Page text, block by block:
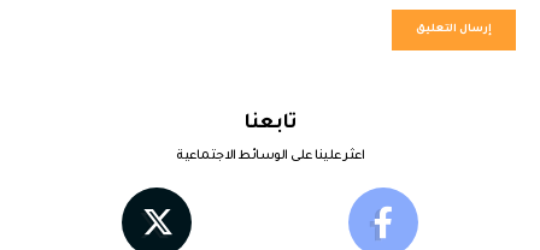
تابعنا
اعثر علينا على الوسائط الاجتماعية